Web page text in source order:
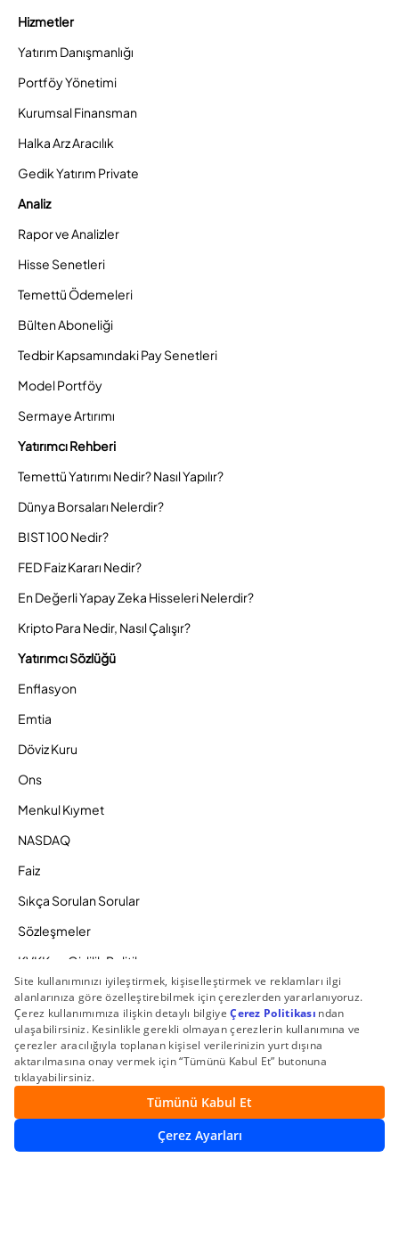
Hizmetler
Yatırım Danışmanlığı
Portföy Yönetimi
Kurumsal Finansman
Halka Arz Aracılık
Gedik Yatırım Private
Analiz
Rapor ve Analizler
Hisse Senetleri
Temettü Ödemeleri
Bülten Aboneliği
Tedbir Kapsamındaki Pay Senetleri
Model Portföy
Sermaye Artırımı
Yatırımcı Rehberi
Temettü Yatırımı Nedir? Nasıl Yapılır?
Dünya Borsaları Nelerdir?
BIST 100 Nedir?
FED Faiz Kararı Nedir?
En Değerli Yapay Zeka Hisseleri Nelerdir?
Kripto Para Nedir, Nasıl Çalışır?
Yatırımcı Sözlüğü
Enflasyon
Emtia
Döviz Kuru
Ons
Menkul Kıymet
NASDAQ
Faiz
Sıkça Sorulan Sorular
Sözleşmeler
KVKK ve Gizlilik Politikamız
Ücretlendirme Politikası
Bilgi Toplumu Hizmetleri
Zaman Aşımına Uğrayacak Hesaplar
Duyurular ve Kampanyalar